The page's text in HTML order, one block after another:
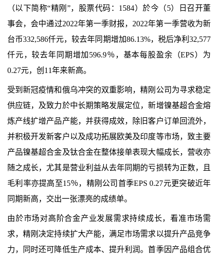
（以下简称“精刚”，股票代码： 1584）於今（5）日召开董
事会，会中通过2022年第一季财报， 2022年第一季营收为新
台币332,586仟元，较去年同期增加86.13%，税后净利32,577
仟元，较去年同期增加 596.9％，基本每股盈余（EPS）为
0.27元，创 11年来新高。
受到新冠疫情和俄乌冲突的双重影响，精刚公司为寻求稳定
供应链，及致力於中长期策略发展定位，新增镍基超合金熔
炼产线扩增产品产能，并获得成效，除旧客户订单回流外，
并积极开发新客户以及成功拓展欧美及印度等市场，致主要
产品镍基超合金及钛合金在整体接单表现大幅成长，营收亦
随之成长，尤其是营业利益从去年同期的亏损转为正数，且
毛利率亦提高至15％， 精刚公司 首季EPS 0.27元更突破近年
同期新高，交出一张漂亮的成绩单。
由於市场对高阶合金产业发展需求持续成长，看准市场需
求，精刚决定持续扩大产能，满足市场需求以提升产品竞争
力，同时还可降低生产成本、提升利润。首季因产品组合优